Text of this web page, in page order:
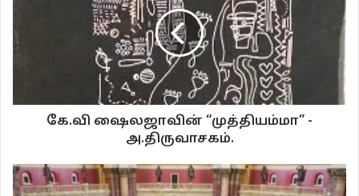
‘எழுத்துக்காரன்’ 2005ல் புதிய பார்வை இதழில் இமையம் எழுதிய சிறுகதையை
மேற்சொன்ன வரலாற்று பின்புலத்தில் படிப்பது ஒரு சுவையாக இருக்கும் என்று
நம்புகிறேன். ‘எழுத்துக்காரன்’ சிறுகதைகக்கும், மேற்சொன்ன வரலாற்றுத்
தகவலுக்கும் நேரடியான எந்தத் தொடர்பும் இல்லை. என்றாலும், மேற்சொன்ன
கதைக்கு உள்ள தளம் என்று சொல்லக் கூடிய ‘ஸ்டோரி ப்ளாட்’டுக்கும், இதற்கும்
அடிப்படையில் ‘எழுத்தர்’ என்ற சொல்லும் அது தருகிற பொருளோடு தொடர்ச்சி
இமையத்தின் கதைகள் பெரும்பாலும் வட்டாரமொழித் தன்மையோடு
கே.வி ஷைலஜாவின் “முத்தியம்மா” -
அ.திருவாசகம்.